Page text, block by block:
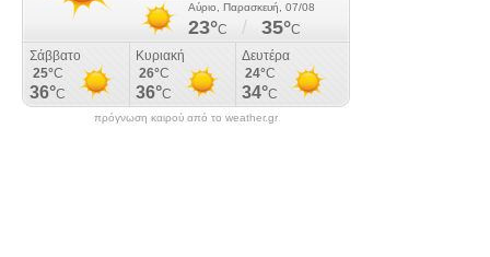
πρόγνωση καιρού από το weather.gr